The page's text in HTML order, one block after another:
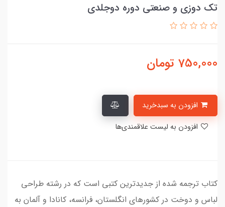
تک دوزی و صنعتی دوره دوجلدی
750,000 تومان
کتاب ترجمه شده از جدیدترین کتبی است که در رشته طراحی
لباس و دوخت در کشورهای انگلستان، فرانسه، کانادا و آلمان به